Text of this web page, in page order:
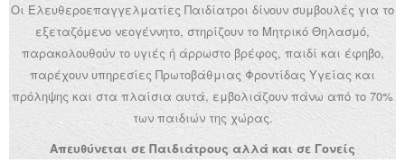
Οι Ελευθεροεπαγγελματίες Παιδίατροι δίνουν συμβουλές για το
εξεταζόμενο νεογέννητο, στηρίζουν το Μητρικό Θηλασμό,
παρακολουθούν το υγιές ή άρρωστο βρέφος, παιδί και έφηβο,
παρέχουν υπηρεσίες Πρωτοβάθμιας Φροντίδας Υγείας και
πρόληψης και στα πλαίσια αυτά, εμβολιάζουν πάνω από το 70%
των παιδιών της χώρας.
Απευθύνεται σε Παιδιάτρους αλλά και σε Γονείς